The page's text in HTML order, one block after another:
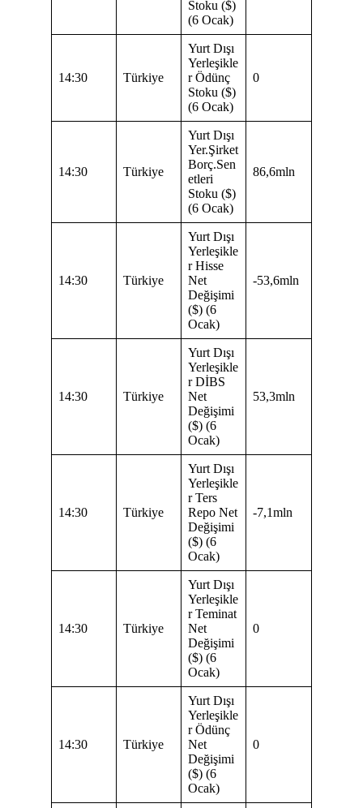
Stoku ($)
(6 Ocak)
14:30 Türkiye
Yurt Dışı
Yerleşikle
r Ödünç
Stoku ($)
(6 Ocak)
0
14:30 Türkiye
Yurt Dışı
Yer.Şirket
Borç.Sen
etleri
Stoku ($)
(6 Ocak)
86,6mln
14:30 Türkiye
Yurt Dışı
Yerleşikle
r Hisse
Net
Değişimi
($) (6
Ocak)
-53,6mln
14:30 Türkiye
Yurt Dışı
Yerleşikle
r DİBS
Net
Değişimi
($) (6
Ocak)
53,3mln
14:30 Türkiye
Yurt Dışı
Yerleşikle
r Ters
Repo Net
Değişimi
($) (6
Ocak)
-7,1mln
14:30 Türkiye
Yurt Dışı
Yerleşikle
r Teminat
Net
Değişimi
($) (6
Ocak)
0
14:30 Türkiye
Yurt Dışı
Yerleşikle
r Ödünç
Net
Değişimi
($) (6
Ocak)
0